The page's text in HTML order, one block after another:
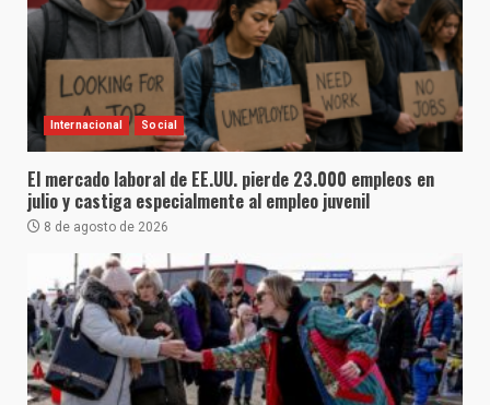
Internacional Social
El mercado laboral de EE.UU. pierde 23.000 empleos en
julio y castiga especialmente al empleo juvenil
8 de agosto de 2026